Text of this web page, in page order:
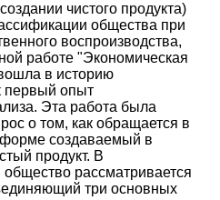
чистого продукта)
общества при
воспроизводства,
работе "Экономическая
в историю
первый опыт
Эта работа была
о том, как обращается в
создаваемый в
продукт. В
рассматривается
три основных